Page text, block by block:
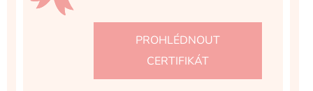
PROHLÉDNOUT
CERTIFIKÁT